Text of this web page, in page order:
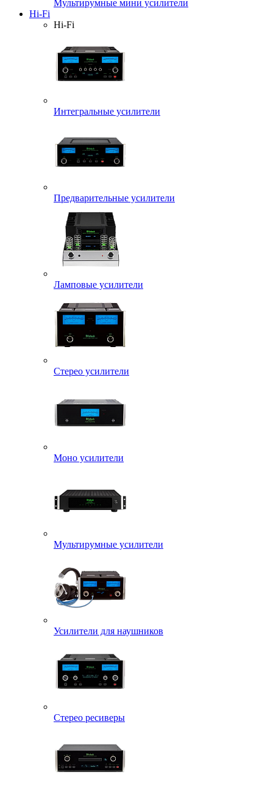
Мультирумные мини усилители
Hi-Fi
Hi-Fi
Интегральные усилители
Предварительные усилители
Ламповые усилители
Стерео усилители
Моно усилители
Мультирумные усилители
Усилители для наушников
Стерео ресиверы